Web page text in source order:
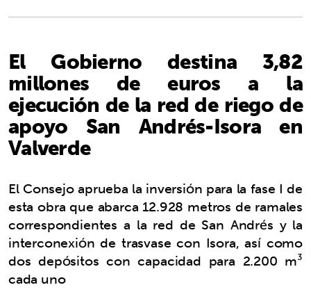
El Gobierno destina 3,82
millones de euros a la
ejecución de la red de riego de
apoyo San Andrés-Isora en
Valverde
El Consejo aprueba la inversión para la fase I de
esta obra que abarca 12.928 metros de ramales
correspondientes a la red de San Andrés y la
interconexión de trasvase con Isora, así como
dos depósitos con capacidad para 2.200 m³
cada uno